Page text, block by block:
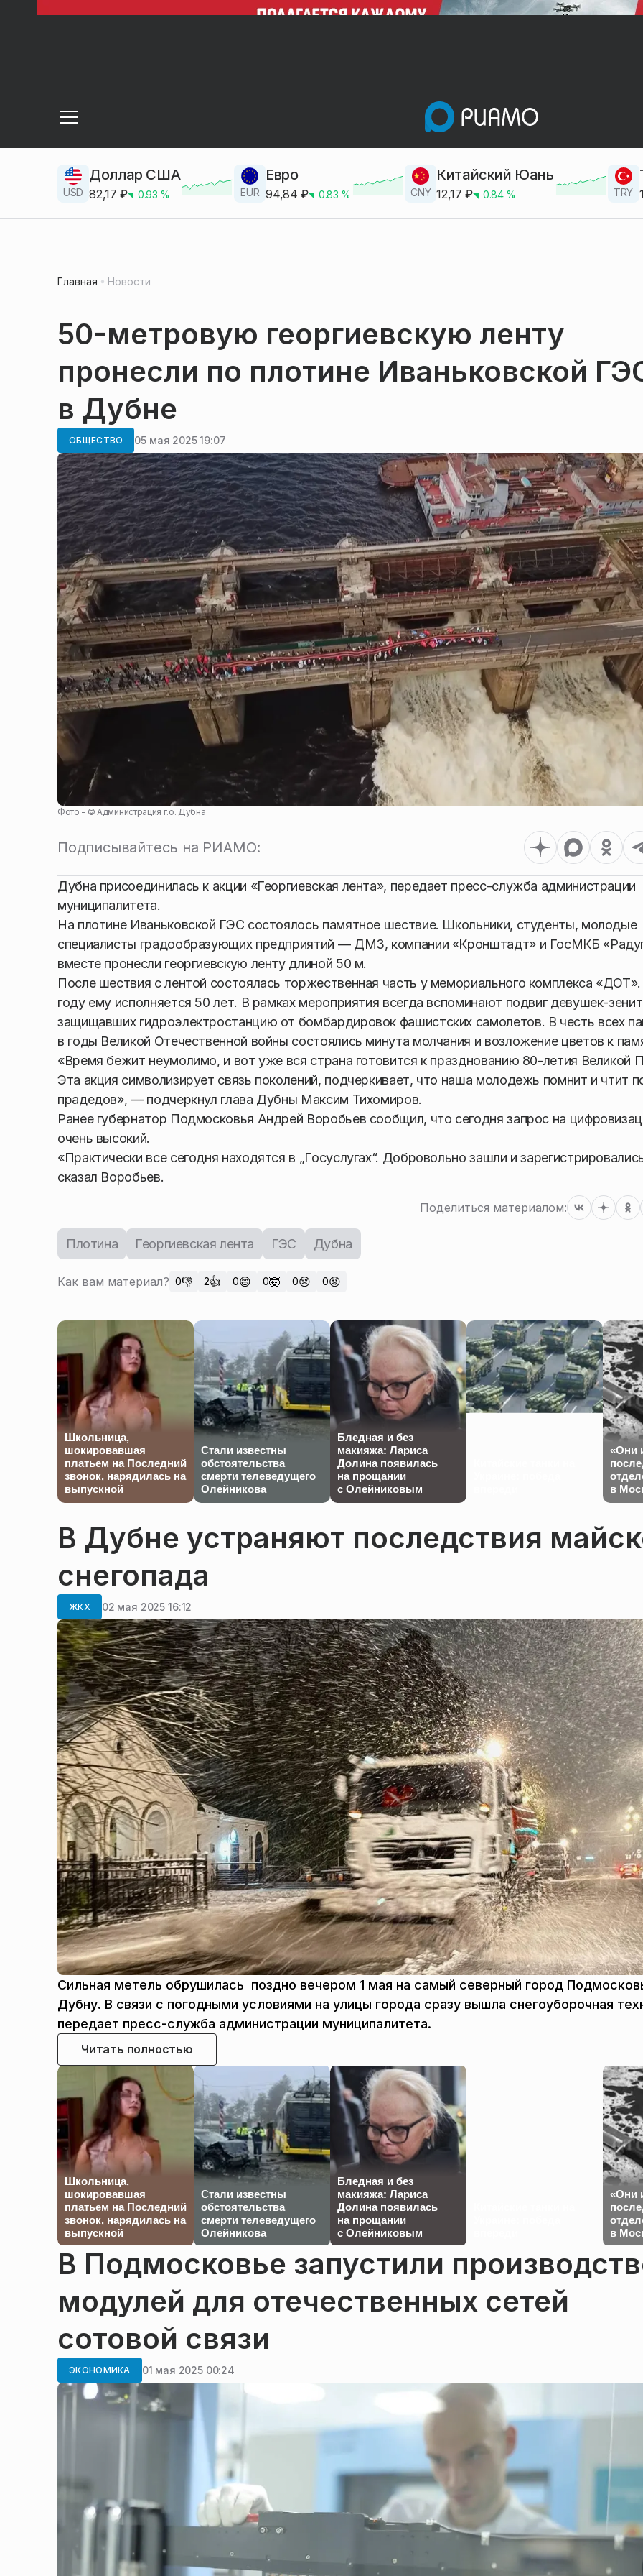
USD
Доллар США
82,17 ₽ 0.93 % EUR
Евро
94,84 ₽ 0.83 % CNY
Китайский Юань
12,17 ₽ 0.84% TRY
Главная Новости
50-метровую георгиевскую ленту
пронесли по плотине Иваньковской
в Дубне
ОБЩЕСТВО 05 мая 2025 19:07
Фото - ©Администрация г.о. Дубна
Подписывайтесь на РИАМО:
Дубна присоединилась к акции «Георгиевская лента», передает пресс-служба администрации
муниципалитета.
На плотине Иваньковской ГЭС состоялось памятное шествие. Школьники, студенты, молодые
специалисты градообразующих предприятий — ДМЗ, компании «Кронштадт» и ГосМКБ
вместе пронесли георгиевскую ленту длиной 50 м.
После шествия с лентой состоялась торжественная часть у мемориального комплекса
году ему исполняется 50 лет. В рамках мероприятия всегда вспоминают подвиг девушек-
защищавших гидроэлектростанцию от бомбардировок фашистских самолетов. В честь всех
в годы Великой Отечественной войны состоялись минута молчания и возложение цветов к
«Время бежит неумолимо, и вот уже вся страна готовится к празднованию 80-летия Великой
Эта акция символизирует связь поколений, подчеркивает, что наша молодежь помнит и чтит
прадедов», — подчеркнул глава Дубны Максим Тихомиров.
Ранее губернатор Подмосковья Андрей Воробьев сообщил, что сегодня запрос на
очень высокий.
«Практически все сегодня находятся в „Госуслугах“. Добровольно зашли и
сказал Воробьев.
Поделиться материалом:
Плотина Георгиевская лента ГЭС Дубна
Как вам материал? 0👎 2👍 0😄 0🤯 0😢 0😡
Школьница,
шокировавшая
платьем на Последний
звонок, нарядилась на
выпускной
Стали известны
обстоятельства
смерти телеведущего
Олейникова
Бледная и без
макияжа: Лариса
Долина появилась
на прощании
с Олейниковым
«Они
в
В Дубне устраняют последствия
снегопада
ЖКХ 02 мая 2025 16:12
Сильная метель обрушилась поздно вечером 1 мая на самый северный город
Дубну. В связи с погодными условиями на улицы города сразу вышла снегоуборочная
передает пресс-служба администрации муниципалитета.
Читать полностью
Школьница,
шокировавшая
платьем на Последний
звонок, нарядилась на
выпускной
Стали известны
обстоятельства
смерти телеведущего
Олейникова
Бледная и без
макияжа: Лариса
Долина появилась
на прощании
с Олейниковым
«Они
в
В Подмосковье запустили
модулей для отечественных сетей
сотовой связи
ЭКОНОМИКА 01 мая 2025 00:24